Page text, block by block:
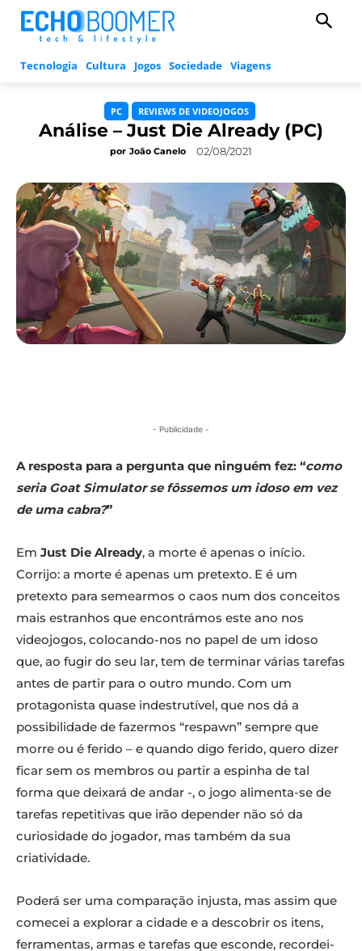
Tecnologia Cultura Jogos Sociedade Viagens
PC REVIEWS DE VIDEOJOGOS
Análise – Just Die Already (PC)
por João Canelo 02/08/2021
- Publicidade -
A resposta para a pergunta que ninguém fez: “como
seria Goat Simulator se fôssemos um idoso em vez
de uma cabra?”
Em Just Die Already, a morte é apenas o início.
Corrijo: a morte é apenas um pretexto. E é um
pretexto para semearmos o caos num dos conceitos
mais estranhos que encontrámos este ano nos
videojogos, colocando-nos no papel de um idoso
que, ao fugir do seu lar, tem de terminar várias tarefas
antes de partir para o outro mundo. Com um
protagonista quase indestrutível, que nos dá a
possibilidade de fazermos “respawn” sempre que
morre ou é ferido – e quando digo ferido, quero dizer
ficar sem os membros ou partir a espinha de tal
forma que deixará de andar -, o jogo alimenta-se de
tarefas repetitivas que irão depender não só da
curiosidade do jogador, mas também da sua
criatividade.
Poderá ser uma comparação injusta, mas assim que
comecei a explorar a cidade e a descobrir os itens,
ferramentas, armas e tarefas que esconde, recordei-